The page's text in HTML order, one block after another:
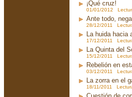
¡Qué cruz!
01/01/2012
Ante todo,
28/12/2011
La huida hacia
17/12/2011
La Quinta del
15/12/2011
Rebelión en
03/12/2011
La zorra en el
18/11/2011